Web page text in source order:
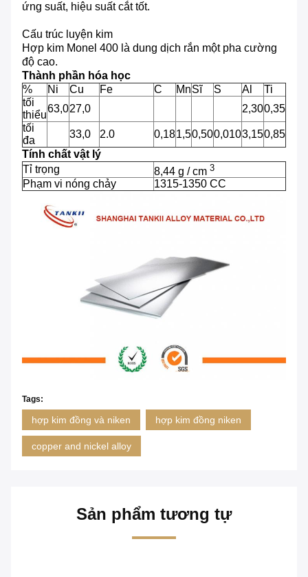
ứng suất, hiệu suất cắt tốt.
Cấu trúc luyện kim
Hợp kim Monel 400 là dung dịch rắn một pha cường
độ cao.
Thành phần hóa học
%
Ni Cu Fe C MnSĩ S Al
Ti
tối
thiểu
63,027,0 2,300,35
tối
đa
33,0 2.0 0,181,50,500,0103,150,85
Tính chất vật lý
Tỉ trọng
8,44 g / cm 3
Phạm vi nóng chảy 1315-1350 CC
Tags:
hợp kim đồng và niken hợp kim đồng niken
copper and nickel alloy
Sản phẩm tương tự